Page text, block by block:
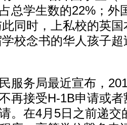
总学生数的22%；外
同时，上私校的英
校念书的华人孩子
务局最近宣布，
再接受H-1B申请或
。在4月5日之前递交